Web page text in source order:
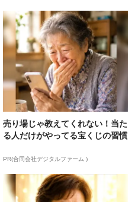
売り場じゃ教えてくれない！当た
る人だけがやってる宝くじの習慣
PR(合同会社デジタルファーム )